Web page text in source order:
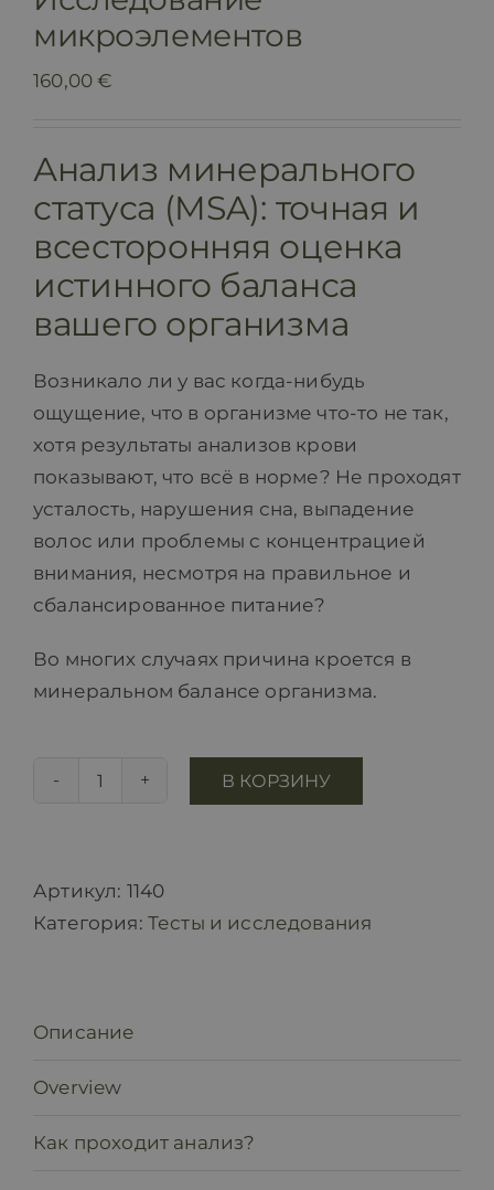
микроэлементов
160,00€
Анализ минерального
статуса (MSA): точная и
всесторонняя оценка
истинного баланса
вашего организма
Возникало ли у вас когда-нибудь
ощущение, что в организме что-то не так,
хотя результаты анализов крови
показывают, что всё в норме? Не проходят
усталость, нарушения сна, выпадение
волос или проблемы с концентрацией
внимания, несмотря на правильное и
сбалансированное питание?
Во многих случаях причина кроется в
минеральном балансе организма.
Количество
микроэлементов
В КОРЗИНУ
Артикул: 1140
Категория: Тесты и исследования
Описание
Overview
Как проходит анализ?